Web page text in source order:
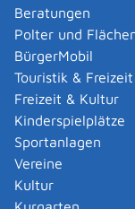
Beratungen
Polter und
BürgerMobil
Touristik & Freizeit
Freizeit & Kultur
Kinderspielplätze
Sportanlagen
Vereine
Kultur
§ 13 Antrag
§ 19
§ 20
§ 29 Form
§ 39
§ 71 ff. GBO